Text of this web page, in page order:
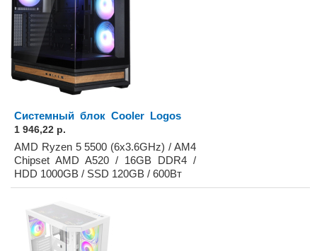
Системный блок Cooler Logos
1 946,22 р.
AMD Ryzen 5 5500 (6x3.6GHz) / AM4
Chipset AMD A520 / 16GB DDR4 /
HDD 1000GB / SSD 120GB / 600Вт